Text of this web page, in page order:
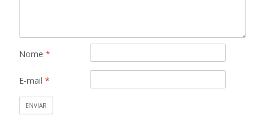
Nome *
E-mail *